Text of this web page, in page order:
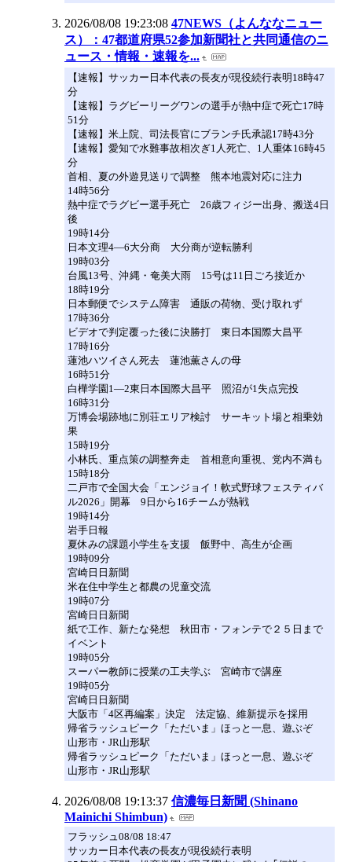
2026/08/08 19:23:08 47NEWS（よんななニュー
ス）：47都道府県52参加新聞社と共同通信のニ
ュース・情報・速報を...
【速報】サッカー日本代表の長友が現役続行表明18時47
分
【速報】ラグビーリーグワンの選手が熱中症で死亡17時
51分
【速報】米上院、司法長官にブランチ氏承認17時43分
【速報】愛知で水難事故相次ぎ1人死亡、1人重体16時45
分
首相、夏の外遊見送りで調整 熊本地震対応に注力
14時56分
熱中症でラグビー選手死亡 26歳フィジー出身、搬送4日
後
19時14分
日本文理4―6大分商 大分商が逆転勝利
19時03分
台風13号、沖縄・奄美大雨 15号は11日ごろ接近か
18時19分
日本郵便でシステム障害 通販の荷物、受け取れず
17時36分
ビデオで判定覆った後に決勝打 東日本国際大昌平
17時16分
蓮池ハツイさん死去 蓮池薫さんの母
16時51分
白樺学園1―2東日本国際大昌平 照沼が1失点完投
16時31分
万博会場跡地に別荘エリア検討 サーキット場と相乗効
果
15時19分
小林氏、重点策の調整奔走 首相意向重視、党内不満も
15時18分
二戸市で全国大会「エンジョイ！軟式野球フェスティバ
ル2026」開幕 9日から16チームが熱戦
19時14分
岩手日報
夏休みの課題小学生を支援 飯野中、高生が企画
19時09分
宮崎日日新聞
米在住中学生と都農の児童交流
19時07分
宮崎日日新聞
紙で工作、新たな発想 秋田市・フォンテで２５日まで
イベント
19時05分
スーパー教師に授業の工夫学ぶ 宮崎市で講座
19時05分
宮崎日日新聞
大阪市「4区再編案」決定 法定協、維新提示を採用
帰省ラッシュピーク「ただいま」ほっと一息、遊ぶぞ
山形市・JR山形駅
帰省ラッシュピーク「ただいま」ほっと一息、遊ぶぞ
山形市・JR山形駅
2026/08/08 19:13:37 信濃毎日新聞 (Shinano
Mainichi Shimbun)
フラッシュ08/08 18:47
サッカー日本代表の長友が現役続行表明